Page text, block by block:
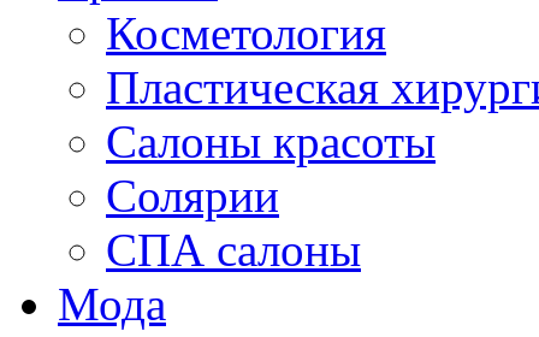
Косметология
Пластическая
Салоны красоты
Солярии
СПА салоны
Мода